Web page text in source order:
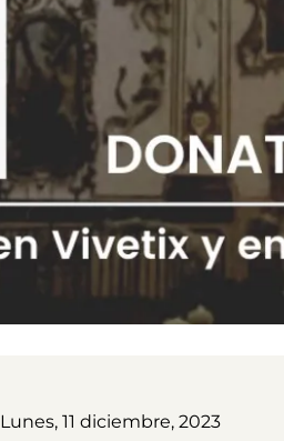
Lunes, 11 diciembre, 2023